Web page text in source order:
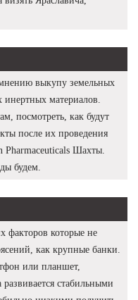
выкупу земельных
материалов.
посмотреть, как будут
после их проведения
Шахты.
будем.
факторов которые не
как крупные банки.
или планшет,
стабильными